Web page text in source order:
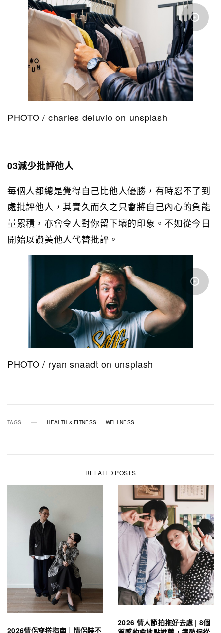
PHOTO / charles deluvio on unsplash
03減少批評他人
每個人都總是覺得自己比他人優勝，有時忍不了到
處批評他人，其實久而久之只會將自己內心的負能
量累積，亦會令人對你留下壞的印象。不如從今日
開始以讚美他人代替批評。
PHOTO / ryan snaadt on unsplash
TAGS HEALTH & FITNESS WELLNESS
RELATED POSTS
2026情侶穿搭指南｜情侶裝不
2026 情人節拍拖好去處 | 8個